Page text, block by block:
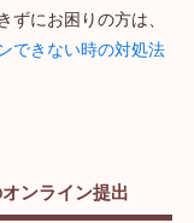
ずにお困りの方は、
できない時の対処法
ンライン提出